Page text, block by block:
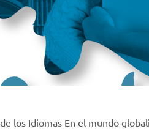
los Idiomas En el mundo